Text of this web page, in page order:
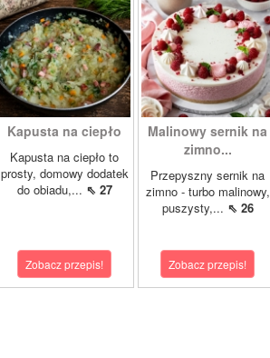
Kapusta na ciepło
Kapusta na ciepło to
prosty, domowy dodatek
do obiadu,... ⇖ 27
Zobacz przepis!
Malinowy sernik na
zimno...
Przepyszny sernik na
zimno - turbo malinowy,
puszysty,... ⇖ 26
Zobacz przepis!